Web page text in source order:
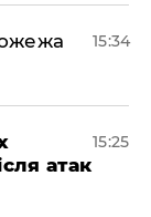
15:34
атак
15:25